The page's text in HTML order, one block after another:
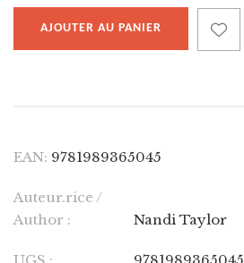
AJOUTER AU PANIER
EAN: 9781989365045
Auteur.rice /
Author :
Nandi Taylor